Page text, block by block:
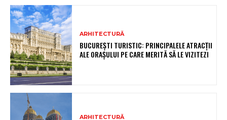
ARHITECTURĂ
BUCUREȘTI TURISTIC: PRINCIPALELE ATRACȚII
ALE ORAȘULUI PE CARE MERITĂ SĂ LE VIZITEZI
ARHITECTURĂ